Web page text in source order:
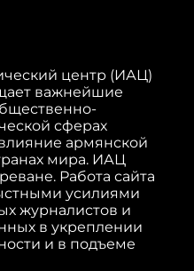
центр (ИАЦ)
важнейшие
сферах
армянской
мира. ИАЦ
Работа сайта
усилиями
журналистов и
в укреплении
и в подъеме